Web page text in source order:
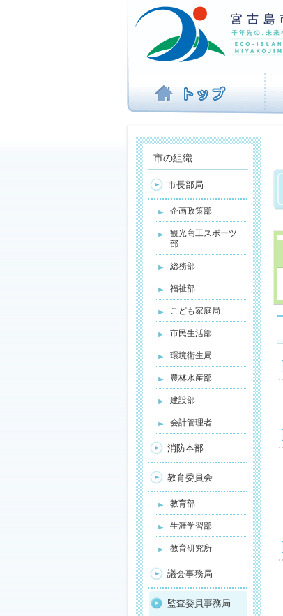
ビ
を
ば
す
市の組織
市長部局
企画政策部
観光商工スポーツ
部
総務部
福祉部
こども家庭局
市民生活部
環境衛生局
農林水産部
建設部
会計管理者
消防本部
教育委員会
教育部
生涯学習部
教育研究所
議会事務局
監査委員事務局